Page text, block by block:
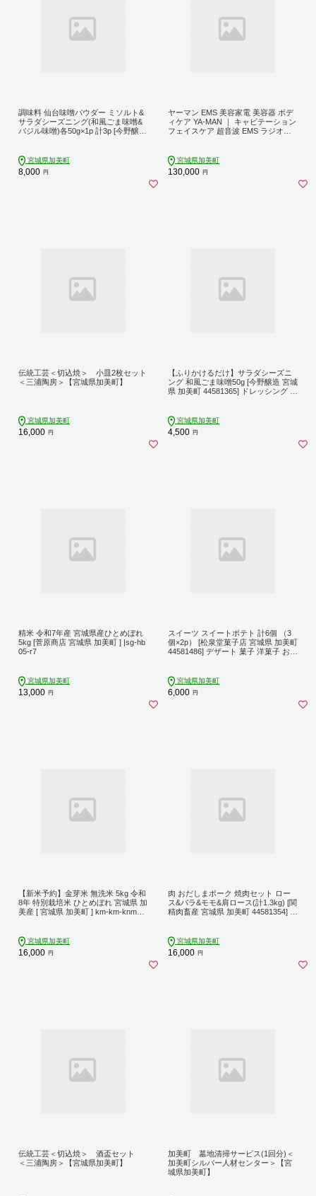
調味料 仙台味噌パウダー ミソルト&
サラダシーズニング(和風ごま味噌&
バジル味噌)各50g×1p 計3p [今野醸造
宮城県加美町
8,000 円
ヤーマン EMS 美容家電 美容器 ボデ
ィケア YA-MAN ｜ キャビテーション
フェイスケア 超音波 EMS ラジオ波
17P 宮城県 加美町 sl00002
宮城県加美町
130,000 円
伝統工芸＜切込焼＞ 小皿2枚セット
＜三浦陶房＞【宮城県加美町】
宮城県加美町
16,000 円
【ふりかけるだけ】サラダシーズニ
ング 和風ごま味噌50g [今野醸造 宮城
県 加美町 44581365] ドレッシング 化
宮城県加美町
4,500 円
精米 令和7年産 宮城県産ひとめぼれ
5kg [菅原商店 宮城県 加美町 ] |sg-hb
05-r7
宮城県加美町
13,000 円
スイーツ スイートポテト 計6個 （3
個×2p） [松泉堂菓子店 宮城県 加美町
44581486] デザート 菓子 洋菓子 お菓
宮城県加美町
6,000 円
【新米予約】金芽米 無洗米 5kg 令和
8年 特別栽培米 ひとめぼれ 宮城県 加
美産 [ 宮城県 加美町 ] km-km-knm05-
宮城県加美町
16,000 円
肉 おだしまポーク 焼肉セット ロー
ス&バラ&モモ&肩ロース(計1.3kg) [関
精肉畜産 宮城県 加美町 44581354] 豚
宮城県加美町
16,000 円
伝統工芸＜切込焼＞ 酒盃セット
＜三浦陶房＞【宮城県加美町】
加美町 墓地清掃サービス(1回分)＜
加美町シルバー人材センター＞【宮
城県加美町】